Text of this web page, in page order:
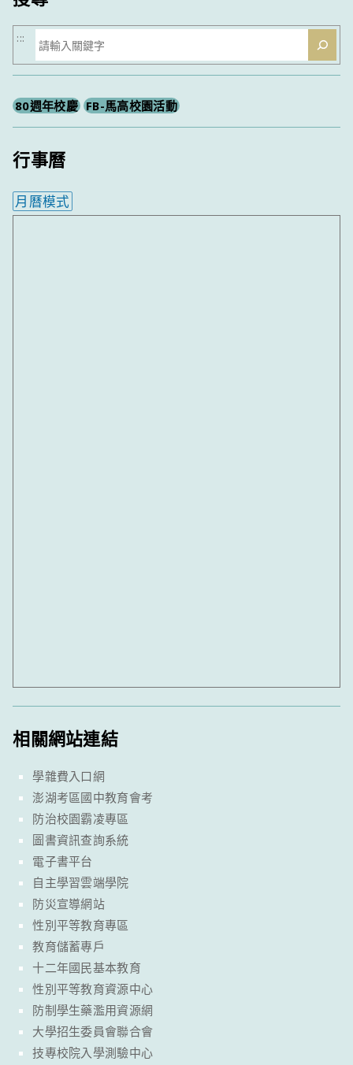
搜
尋
:::
80週年校慶 FB-馬高校園活動
行事曆
月曆模式
相關網站連結
學雜費入口網
澎湖考區國中教育會考
防治校園霸凌專區
圖書資訊查詢系統
電子書平台
自主學習雲端學院
防災宣導網站
性別平等教育專區
教育儲蓄專戶
十二年國民基本教育
性別平等教育資源中心
防制學生藥濫用資源網
大學招生委員會聯合會
技專校院入學測驗中心